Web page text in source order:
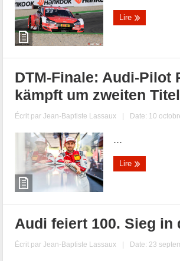
Lire
DTM-Finale: Audi-Pilot
kämpft um zweiten Titel
Écrit parJean-Baptiste Lassaux | Date: 10
...
Lire
Audi feiert 100. Sieg in
Écrit parJean-Baptiste Lassaux | Date: 23